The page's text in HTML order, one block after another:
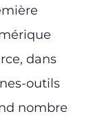
dans
outils
nombre